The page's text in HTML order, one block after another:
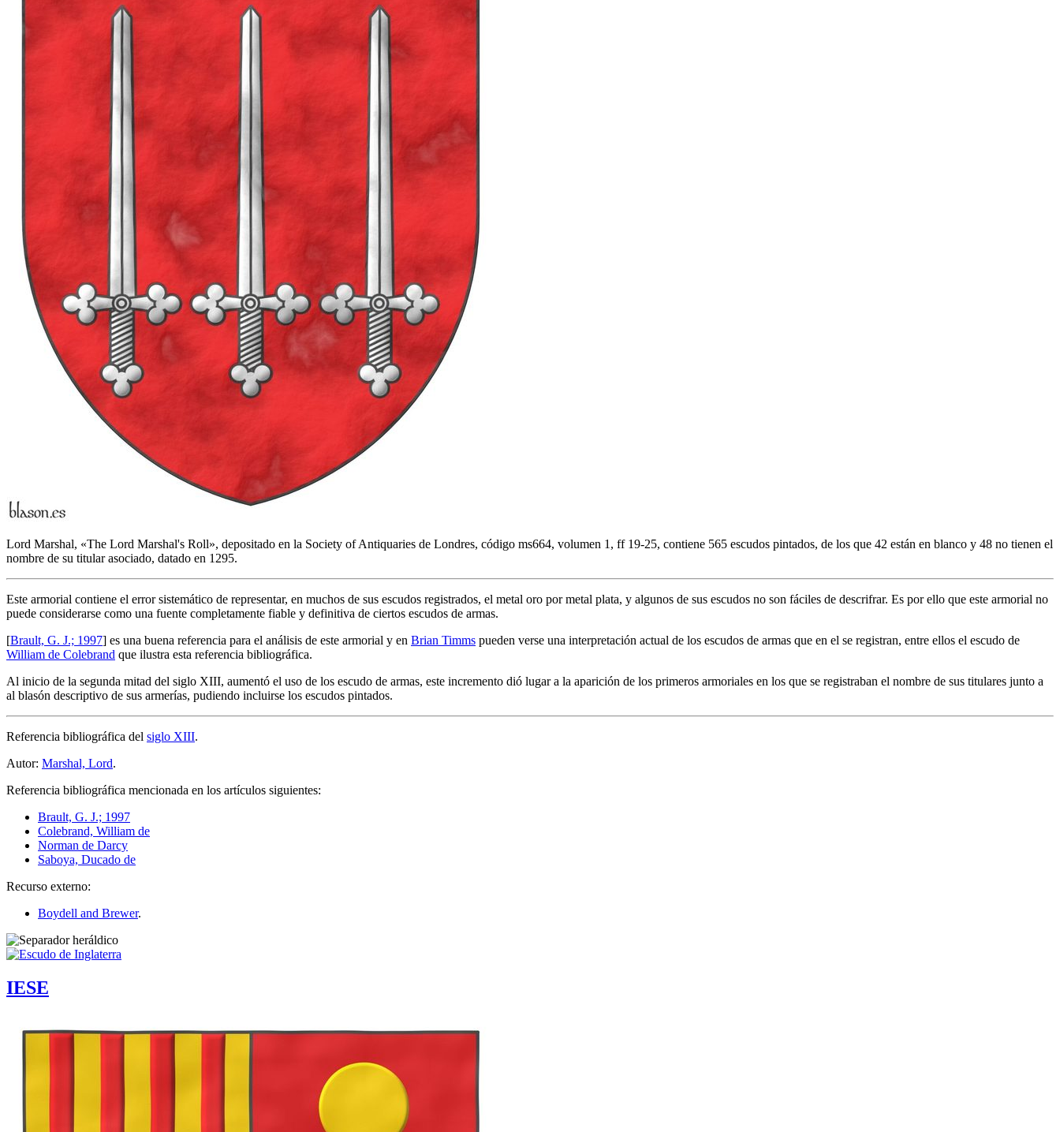
Lord Marshal, «The Lord Marshal's Roll», depositado en la Society of Antiquaries de Londres, código ms664, volumen 1, ff 19-25, contiene 565 escudos pintados, de los que 42 están en blanco y 48 no tienen el
nombre de su titular asociado, datado en 1295.
Este armorial contiene el error sistemático de representar, en muchos de sus escudos registrados, el metal oro por metal plata, y algunos de sus escudos no son fáciles de descrifrar. Es por ello que este armorial no
puede considerarse como una fuente completamente fiable y definitiva de ciertos escudos de armas.
[Brault, G. J.; 1997] es una buena referencia para el análisis de este armorial y en Brian Timms pueden verse una interpretación actual de los escudos de armas que en el se registran, entre ellos el escudo de
William de Colebrand que ilustra esta referencia bibliográfica.
Al inicio de la segunda mitad del siglo XIII, aumentó el uso de los escudo de armas, este incremento dió lugar a la aparición de los primeros armoriales en los que se registraban el nombre de sus titulares junto a
al blasón descriptivo de sus armerías, pudiendo incluirse los escudos pintados.
Referencia bibliográfica del siglo XIII.
Autor: Marshal, Lord.
Referencia bibliográfica mencionada en los artículos siguientes:
Brault, G. J.; 1997
Colebrand, William de
Norman de Darcy
Saboya, Ducado de
Recurso externo:
Boydell and Brewer.
IESE